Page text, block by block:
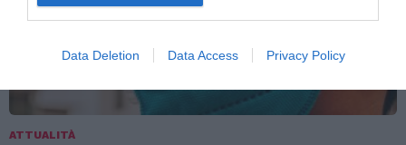
Data Deletion Data Access Privacy Policy
ATTUALITÀ